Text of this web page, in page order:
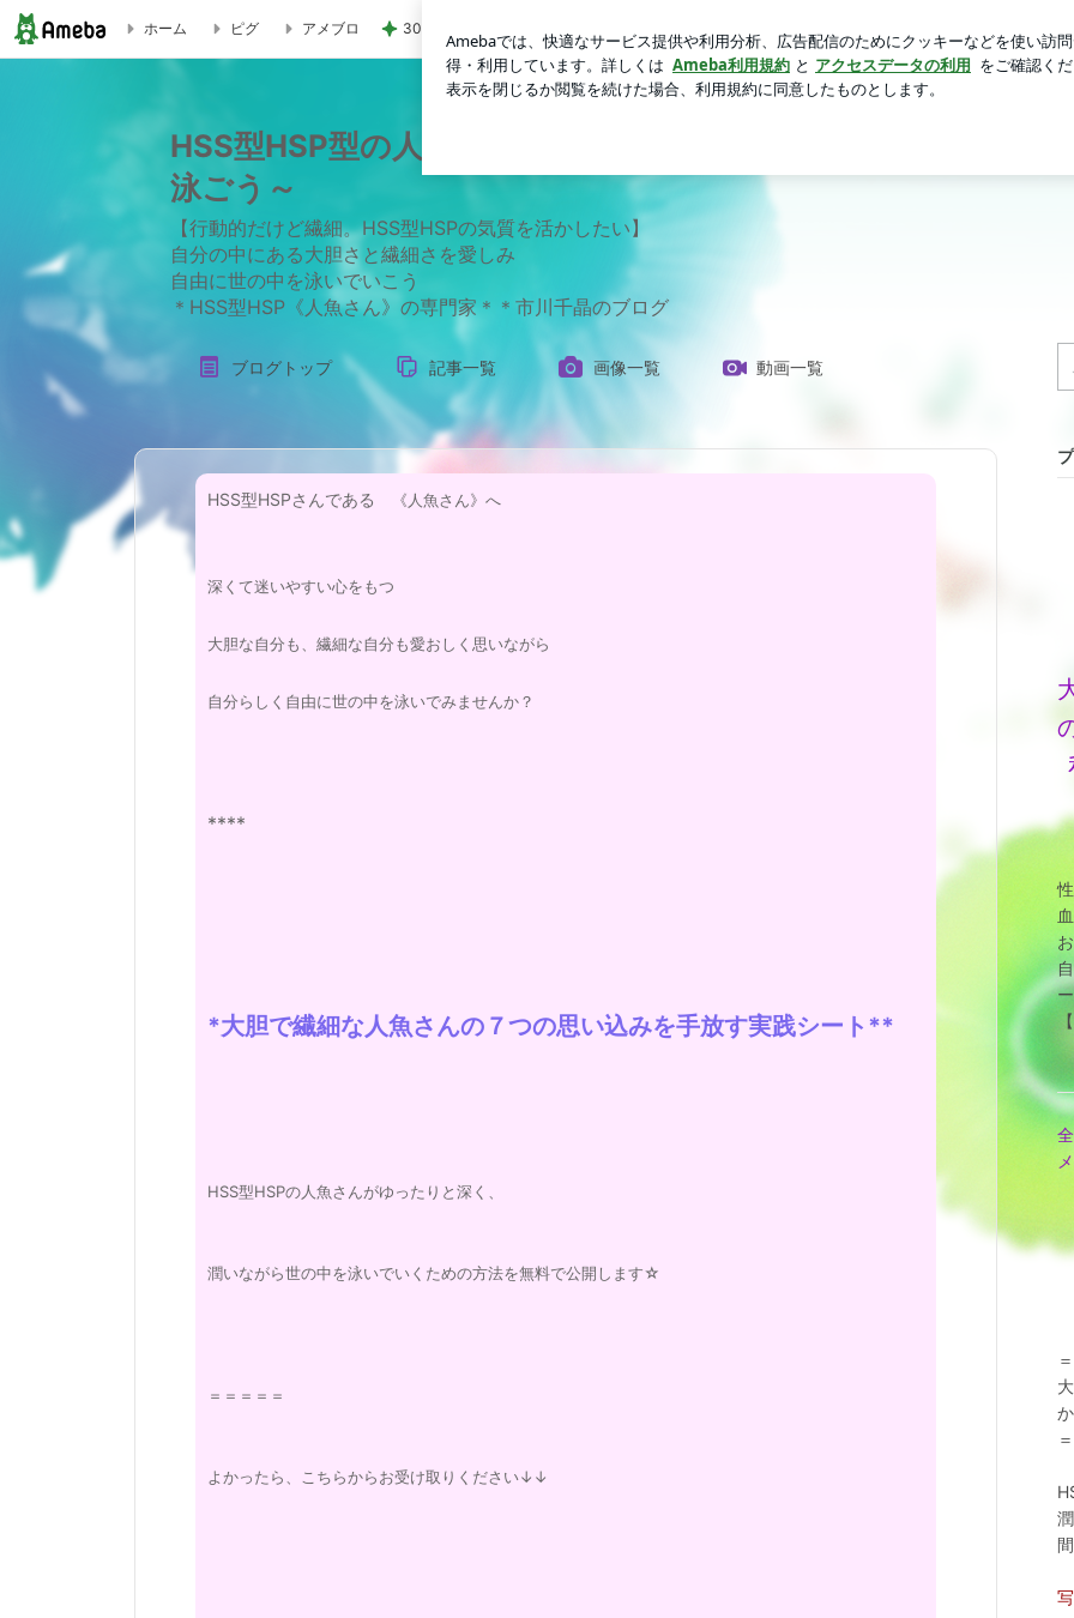
HSS型HSP型の人魚さんへ＊『大胆さも繊細さも強みになる』～自由に私らしく世の中を泳ごう～
ホーム ピグ アメブロ 30%OFFで追加した40代美白マスク
HSS型HSP型の人魚さんへ＊『大胆さも繊細さも強みになる
泳ごう～
【行動的だけど繊細。HSS型HSPの気質を活かしたい】
自分の中にある大胆さと繊細さを愛しみ
自由に世の中を泳いでいこう
＊HSS型HSP《人魚さん》の専門家＊＊市川千晶のブログ
ブログトップ 記事一覧 画像一覧 動画一覧
HSS型HSPさんである 《人魚さん》へ
深くて迷いやすい心をもつ
大胆な自分も、繊細な自分も愛おしく思いながら
自分らしく自由に世の中を泳いでみませんか？
****
*大胆で繊細な人魚さんの７つの思い込みを手放す実践シート**
HSS型HSPの人魚さんがゆったりと深く、
潤いながら世の中を泳いでいくための方法を無料で公開します☆
＝＝＝＝＝
よかったら、こちらからお受け取りください↓↓